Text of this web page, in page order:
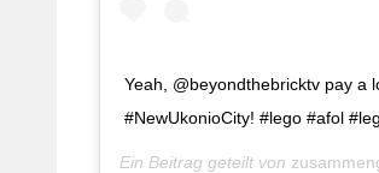
Yeah, @beyondthebricktv pay a
#NewUkonioCity! #lego #afol
Ein Beitrag geteilt von